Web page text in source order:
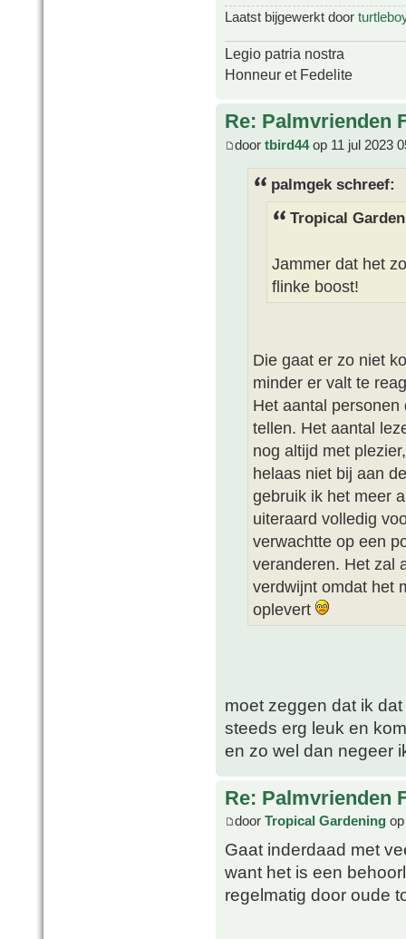
Laatst bijgewerkt door
Legio patria nostra
Honneur et Fedelite
Re: Palmvrienden
door tbird44op 11 jul 2023
palmgek schreef:
Tropical
Jammer dat het
flinke boost!
Die gaat er zo niet
minder er valt te
Het aantal
tellen. Het aantal
nog altijd met
helaas niet bij aan
gebruik ik het meer
uiteraard volledig
verwachtte op een
veranderen. Het zal
verdwijnt omdat het
oplevert
moet zeggen dat ik
steeds erg leuk en
en zo wel dan negeer
Re: Palmvrienden
door Tropical Gardening
Gaat inderdaad met
want het is een
regelmatig door oude